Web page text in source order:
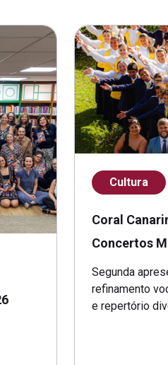
Cultura
Coral
Concertos
Segunda
refinamento
e repertório